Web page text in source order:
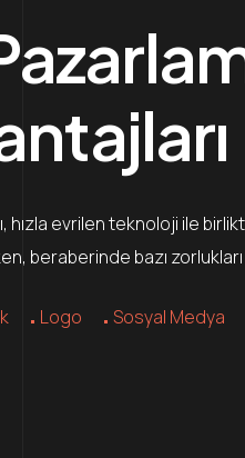
hızla evrilen teknoloji ile
beraberinde bazı
Logo Sosyal Medya